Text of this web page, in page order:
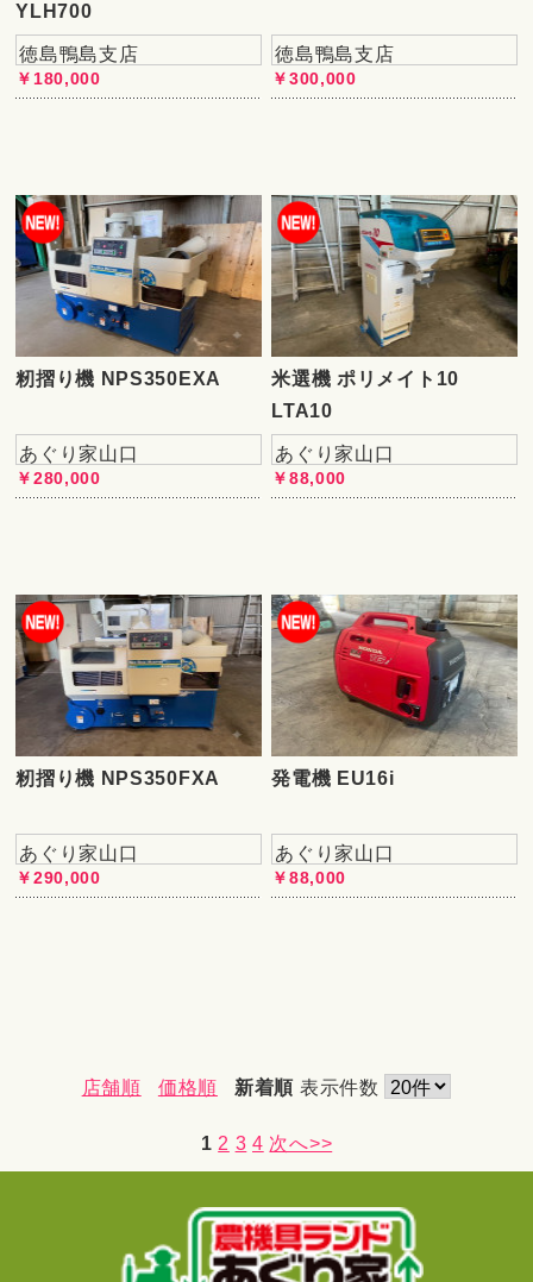
YLH700
徳島鴨島支店
￥180,000
徳島鴨島支店
￥300,000
籾摺り機 NPS350EXA
あぐり家山口
￥280,000
米選機 ポリメイト10
LTA10
あぐり家山口
￥88,000
籾摺り機 NPS350FXA
あぐり家山口
￥290,000
発電機 EU16i
あぐり家山口
￥88,000
店舗順 価格順 新着順 表示件数
1 2 3 4 次へ>>